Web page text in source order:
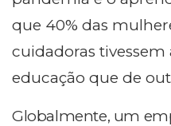
que 40% das
cuidadoras tivessem
educação que de
Globalmente, um